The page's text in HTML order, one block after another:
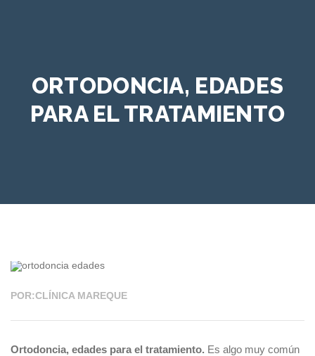
ORTODONCIA, EDADES
PARA EL TRATAMIENTO
POR:CLÍNICA MAREQUE
Ortodoncia, edades para el tratamiento. Es algo muy común